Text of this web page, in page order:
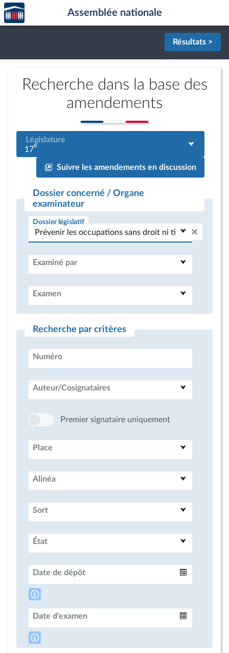
Aller au contenu
Aller en bas de la page
Accèder
à la
page
Assemblée nationale
Résultats >
Recherche dans la base des
amendements
Législature
17e
Suivre les amendements en discussion
Dossier concerné / Organe
examinateur
Dossier législatif
Examiné par
Examen
Recherche par critères
Numéro
Auteur/Cosignataires
Premier signataire uniquement
Place
Alinéa
Sort
État
Date de dépôt
Date d'examen